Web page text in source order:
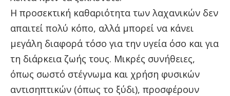
Η προσεκτική καθαριότητα των λαχανικών δεν
απαιτεί πολύ κόπο, αλλά μπορεί να κάνει
μεγάλη διαφορά τόσο για την υγεία όσο και για
τη διάρκεια ζωής τους. Μικρές συνήθειες,
όπως σωστό στέγνωμα και χρήση φυσικών
αντισηπτικών (όπως το ξύδι), προσφέρουν